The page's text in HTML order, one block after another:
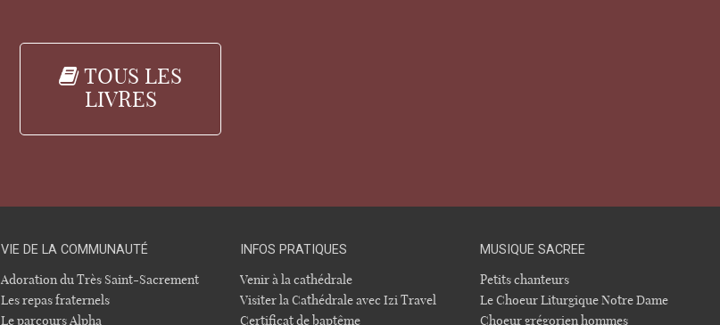
TOUS LES
LIVRES
VIE DE LA COMMUNAUTÉ
Adoration du Très Saint-Sacrement
Les repas fraternels
Le parcours Alpha
INFOS PRATIQUES
Venir à la cathédrale
Visiter la Cathédrale avec Izi Travel
Certificat de baptême
MUSIQUE SACREE
Petits chanteurs
Le Choeur Liturgique Notre Dame
Choeur grégorien hommes